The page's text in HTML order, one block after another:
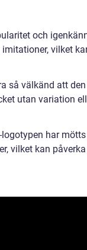
och
vilket
så välkänd att
utan variation
har
vilket kan påverka